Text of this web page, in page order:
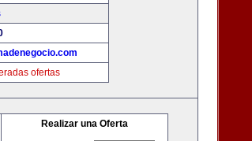
ofertas
Realizar una Oferta